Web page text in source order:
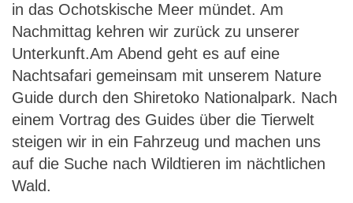
in das Ochotskische Meer mündet. Am
Nachmittag kehren wir zurück zu unserer
Unterkunft.Am Abend geht es auf eine
Nachtsafari gemeinsam mit unserem Nature
Guide durch den Shiretoko Nationalpark. Nach
einem Vortrag des Guides über die Tierwelt
steigen wir in ein Fahrzeug und machen uns
auf die Suche nach Wildtieren im nächtlichen
Wald.